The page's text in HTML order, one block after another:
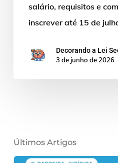
salário, requisitos e
inscrever até 15 de
Decorando a Lei
3 de junho de 2026
Últimos Artigos